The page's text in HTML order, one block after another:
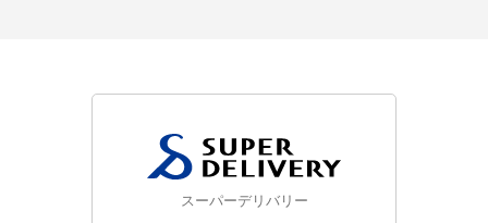
スーパーデリバリー